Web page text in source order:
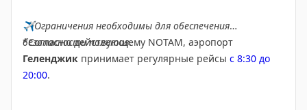
✈️Ограничения необходимы для обеспечения
безопасности полетов.
*Согласно действующему NOTAM, аэропорт
Геленджик принимает регулярные рейсы с 8:30 до
20:00.